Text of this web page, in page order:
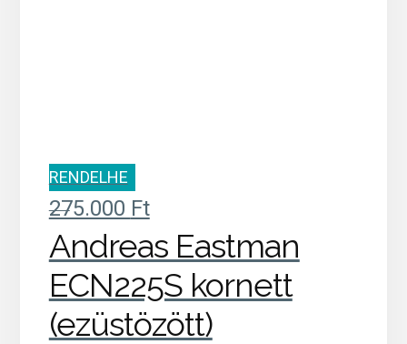
RENDELHE
TŐ
275.000 Ft
Andreas Eastman
ECN225S kornett
(ezüstözött)